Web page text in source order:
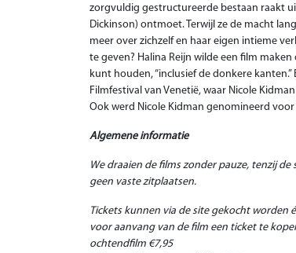
zorgvuldig gestructureerde bestaan raakt
Dickinson) ontmoet. Terwijl ze de macht
meer over zichzelf en haar eigen intieme
te geven? Halina Reijn wilde een film
kunt houden, “inclusief de donkere
Filmfestival van Venetië, waar Nicole
Ook werd Nicole Kidman genomineerd
Algemene informatie
We draaien de films zonder pauze, tenzij
geen vaste zitplaatsen.
Tickets kunnen via de site gekocht worden
voor aanvang van de film een ticket te
ochtendfilm €7,95